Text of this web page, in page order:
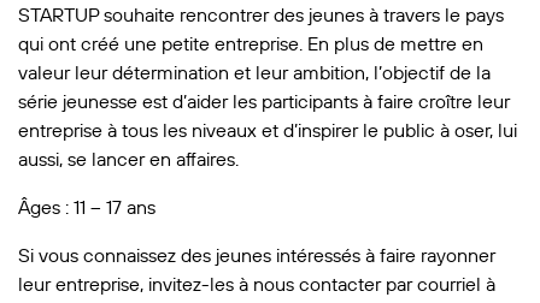
STARTUP souhaite rencontrer des jeunes à travers le pays
qui ont créé une petite entreprise. En plus de mettre en
valeur leur détermination et leur ambition, l’objectif de la
série jeunesse est d’aider les participants à faire croître leur
entreprise à tous les niveaux et d’inspirer le public à oser, lui
aussi, se lancer en affaires.
Âges : 11 – 17 ans
Si vous connaissez des jeunes intéressés à faire rayonner
leur entreprise, invitez-les à nous contacter par courriel à